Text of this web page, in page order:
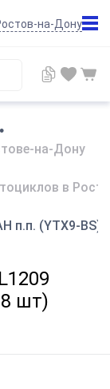
на-Дону
•
на-Дону
в
п.п. (YTX9-
шт)